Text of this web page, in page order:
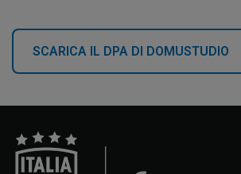
SCARICA IL DPA DI DOMUSTUDIO